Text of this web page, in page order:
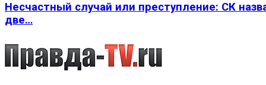
Несчастный случай или преступление: СК
две…